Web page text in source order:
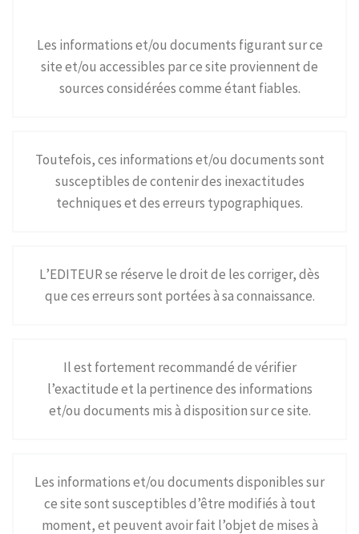
Les informations et/ou documents figurant sur ce
site et/ou accessibles par ce site proviennent de
sources considérées comme étant fiables.
Toutefois, ces informations et/ou documents sont
susceptibles de contenir des inexactitudes
techniques et des erreurs typographiques.
L’EDITEUR se réserve le droit de les corriger, dès
que ces erreurs sont portées à sa connaissance.
Il est fortement recommandé de vérifier
l’exactitude et la pertinence des informations
et/ou documents mis à disposition sur ce site.
Les informations et/ou documents disponibles sur
ce site sont susceptibles d’être modifiés à tout
moment, et peuvent avoir fait l’objet de mises à